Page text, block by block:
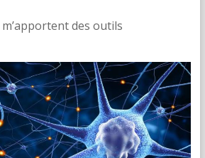
m’apportent des outils